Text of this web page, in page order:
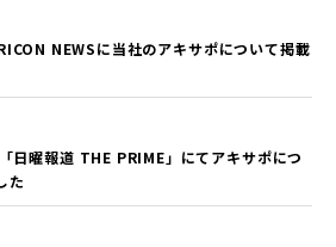
NEWSに当社のアキサポについて掲載
日曜報道 THE PRIME」にてアキサポにつ
た